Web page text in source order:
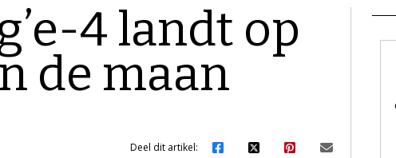
4 landt op
de maan
Deel dit artikel: